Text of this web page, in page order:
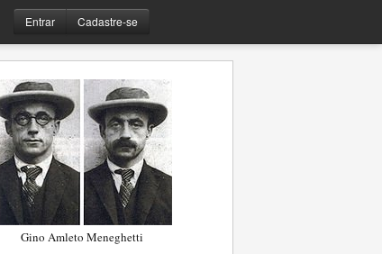
Entrar Cadastre-se
Gino Amleto Meneghetti